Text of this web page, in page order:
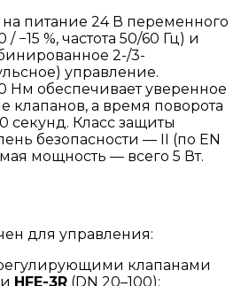
питание 24 В переменного
−15 %, частота 50/60 Гц) и
2-/3-
управление.
Нм обеспечивает уверенное
клапанов, а время поворота
секунд. Класс защиты
безопасности — II (по EN
мощность — всего 5 Вт.
для управления:
клапанами
и HFE-3R (DN 20–100);